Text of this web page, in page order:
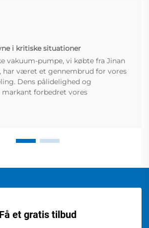
i kritiske situationer
vakuum-pumpe, vi købte fra Jinan
har været et gennembrud for vores
Dens pålidelighed og
forbedret vores
Få et gratis tilbud